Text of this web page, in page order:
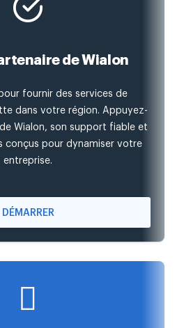
de Wialon
fournir des services de
dans votre région. Appuyez-
Wialon, son support fiable et
conçus pour dynamiser votre
entreprise.
DÉMARRER